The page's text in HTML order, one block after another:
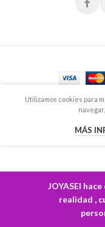
JOYASEI
realidad ,
Utilizamos cookies para
MÁS